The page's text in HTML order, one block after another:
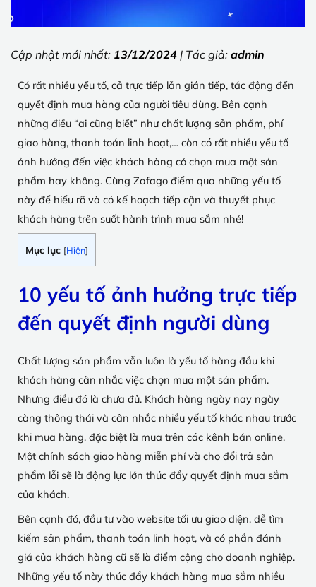
Cập nhật mới nhất: 13/12/2024 | Tác giả: admin
Có rất nhiều yếu tố, cả trực tiếp lẫn gián tiếp, tác động đến
quyết định mua hàng của người tiêu dùng. Bên cạnh
những điều “ai cũng biết” như chất lượng sản phẩm, phí
giao hàng, thanh toán linh hoạt,… còn có rất nhiều yếu tố
ảnh hưởng đến việc khách hàng có chọn mua một sản
phẩm hay không. Cùng Zafago điểm qua những yếu tố
này để hiểu rõ và có kế hoạch tiếp cận và thuyết phục
khách hàng trên suốt hành trình mua sắm nhé!
Mục lục [Hiện]
10 yếu tố ảnh hưởng trực tiếp
đến quyết định người dùng
Chất lượng sản phẩm vẫn luôn là yếu tố hàng đầu khi
khách hàng cân nhắc việc chọn mua một sản phẩm.
Nhưng điều đó là chưa đủ. Khách hàng ngày nay ngày
càng thông thái và cân nhắc nhiều yếu tố khác nhau trước
khi mua hàng, đặc biệt là mua trên các kênh bán online.
Một chính sách giao hàng miễn phí và cho đổi trả sản
phẩm lỗi sẽ là động lực lớn thúc đẩy quyết định mua sắm
của khách.
Bên cạnh đó, đầu tư vào website tối ưu giao diện, dễ tìm
kiếm sản phẩm, thanh toán linh hoạt, và có phần đánh
giá của khách hàng cũ sẽ là điểm cộng cho doanh nghiệp.
Những yếu tố này thúc đẩy khách hàng mua sắm nhiều